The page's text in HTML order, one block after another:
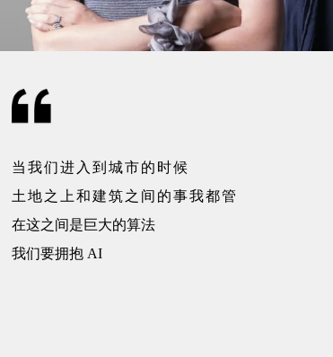
当我们进入到城市的时候
土地之上和建筑之间的事我都管
在这之间是巨大的算法
我们要拥抱 AI